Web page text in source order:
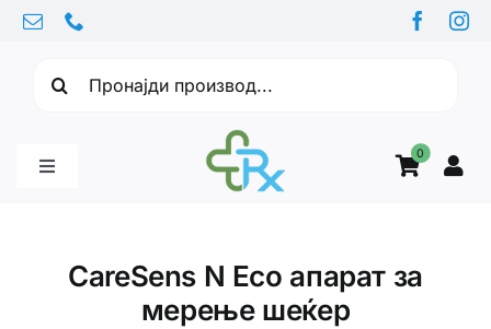
Skip
content
0
Toggle
CareSens N Eco aпарат за
мерење шеќер